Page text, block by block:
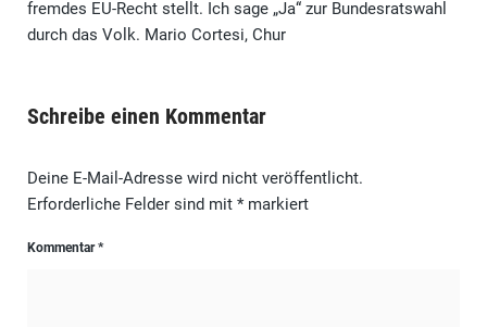
fremdes EU-Recht stellt. Ich sage „Ja“ zur Bundesratswahl
durch das Volk. Mario Cortesi, Chur
Schreibe einen Kommentar
Deine E-Mail-Adresse wird nicht veröffentlicht.
Erforderliche Felder sind mit *markiert
Kommentar*